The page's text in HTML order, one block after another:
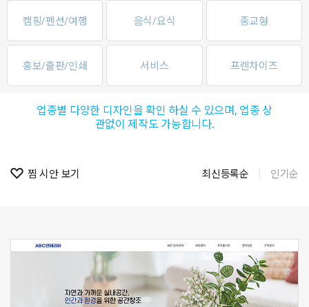
캠핑/펜션/여행 음식/요식 종교형
홍보/출판/인쇄 서비스 프렌차이즈
업종별 다양한 디자인을 확인 하실 수 있으며, 업종 상
관없이 제작도 가능합니다.
찜 시안 보기 최신등록순 인기순